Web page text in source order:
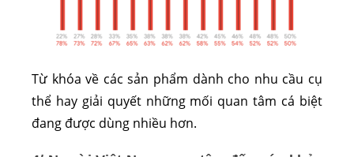
Từ khóa về các sản phẩm dành cho nhu cầu cụ
thể hay giải quyết những mối quan tâm cá biệt
đang được dùng nhiều hơn.